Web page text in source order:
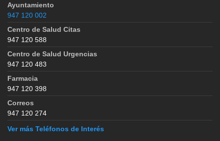
Ayuntamiento
947 120 002
Centro de Salud Citas
947 120 588
Centro de Salud Urgencias
947 120 483
Farmacia
947 120 398
Correos
947 120 274
Ver más Teléfonos de Interés